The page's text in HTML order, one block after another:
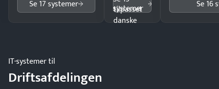
Se 17 systemer
tilpasset
danske
systemer Se 16
IT-systemer til
Driftsafdelingen